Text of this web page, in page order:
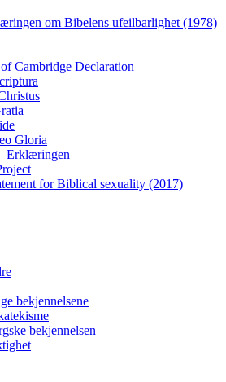
om Bibelens ufeilbarlighet (1978)
Cambridge Declaration
Gloria
Erklæringen
for Biblical sexuality (2017)
bekjennelsene
bekjennelsen